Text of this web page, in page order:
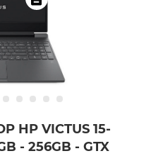
HP VICTUS 15-
- 256GB - GTX